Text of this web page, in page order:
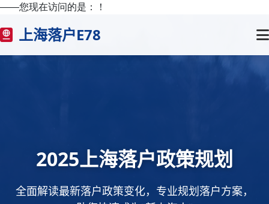
——您现在访问的是： ！